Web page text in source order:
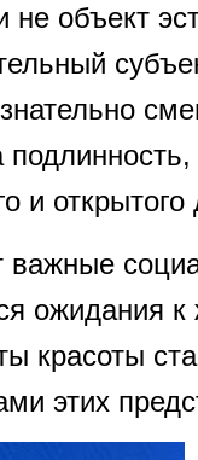
объект
и
важные
ожидания к
красоты
этих